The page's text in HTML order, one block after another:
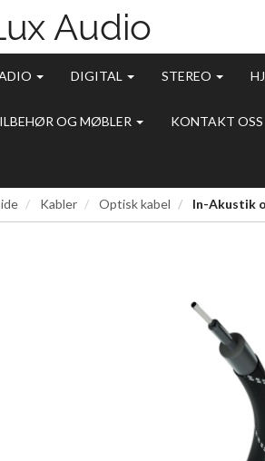
DIGITAL STEREO
OG MØBLER KONTAKT OSS
Kabler Optisk kabel In-Akustik